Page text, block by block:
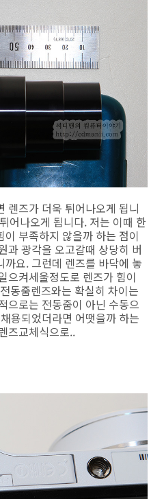
렌즈가 더욱 튀어나오게 됩니
어나오게 됩니다. 저는 이때 한
부족하지 않을까 하는 점이
과 광각을 오고갈때 상당히 버
요. 그런데 렌즈를 바닥에 놓
으켜세울정도로 렌즈가 힘이
동줌렌즈와는 확실히 차이는
으로는 전동줌이 아닌 수동으
용되었더라면 어땟을까 하는
즈교체식으로..